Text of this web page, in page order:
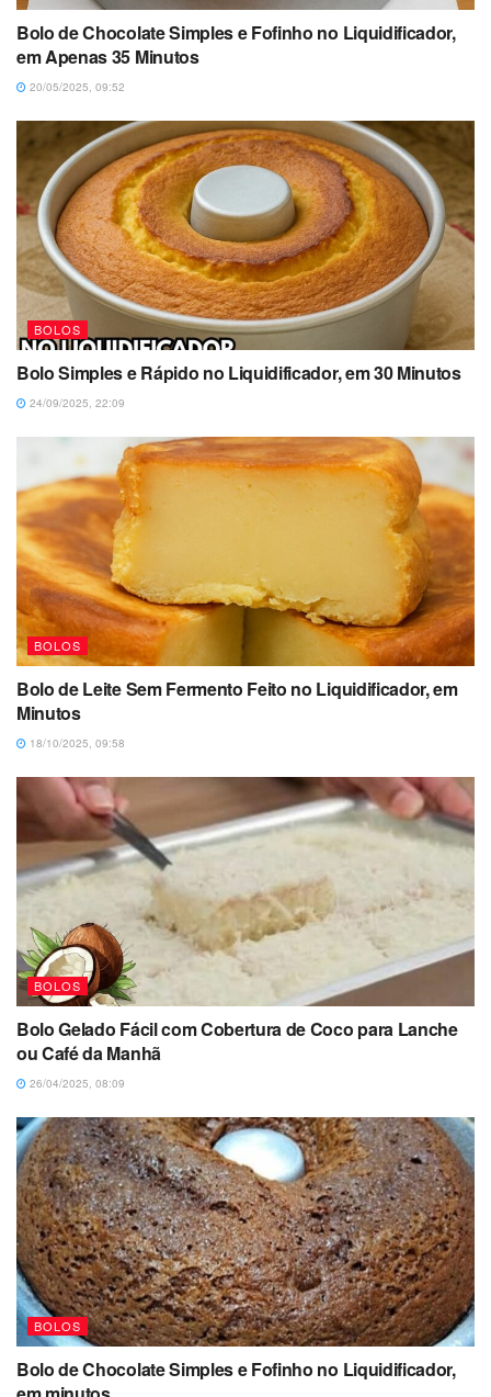
Bolo de Chocolate Simples e Fofinho no Liquidificador,
em Apenas 35 Minutos
20/05/2025, 09:52
BOLOS
Bolo Simples e Rápido no Liquidificador, em 30 Minutos
24/09/2025, 22:09
BOLOS
Bolo de Leite Sem Fermento Feito no Liquidificador, em
Minutos
18/10/2025, 09:58
BOLOS
Bolo Gelado Fácil com Cobertura de Coco para Lanche
ou Café da Manhã
26/04/2025, 08:09
BOLOS
Bolo de Chocolate Simples e Fofinho no Liquidificador,